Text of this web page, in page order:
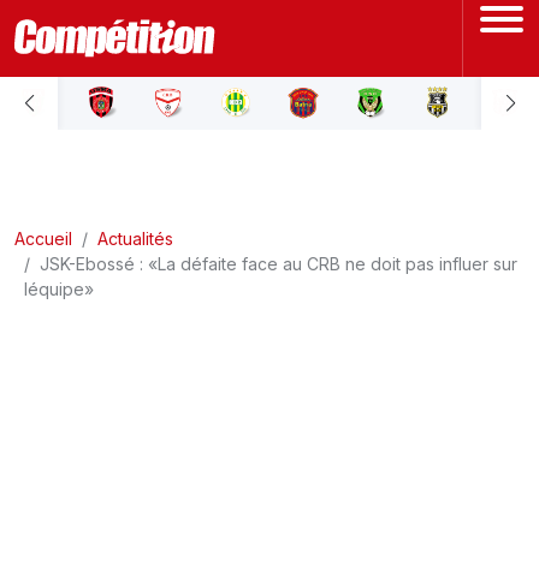
ACCUEIL
LIGUE 2
COUPE D'ALGÉRIE
Accueil
Actualités
JSK-Ebossé : «La défaite face au CRB ne doit pas influer sur
léquipe»